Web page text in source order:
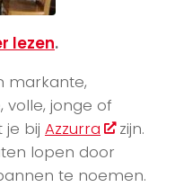
lezen.
markante,
volle, jonge of
bij Azzurra
zijn.
lopen door
te noemen.